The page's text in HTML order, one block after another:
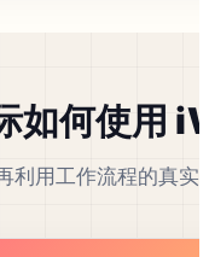
如何使用
利用工作流程的真实